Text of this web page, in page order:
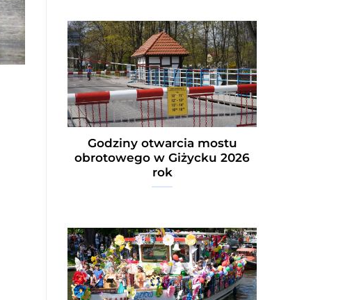
Godziny otwarcia mostu
obrotowego w Giżycku 2026
rok